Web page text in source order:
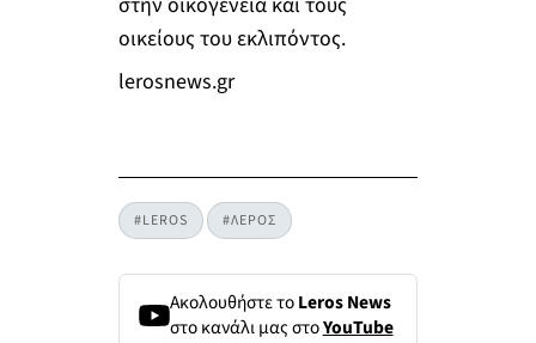
οικείους του εκλιπόντος.
lerosnews.gr
#LEROS #ΛΕΡΟΣ
Ακολουθήστε τοLeros News
στο κανάλι μας στοYouTube